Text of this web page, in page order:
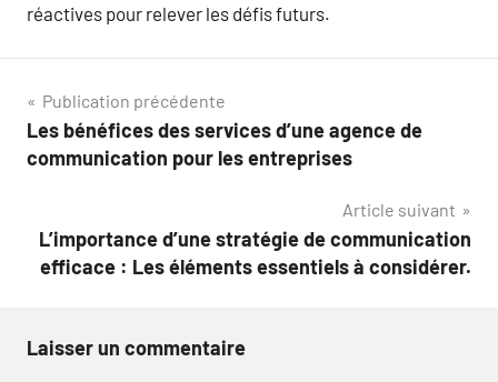
réactives pour relever les défis futurs.
Navigation
de
Publication précédente
Les bénéfices des services d’une agence de
communication pour les entreprises
Article suivant
L’importance d’une stratégie de communication
efficace : Les éléments essentiels à considérer.
Laisser un commentaire